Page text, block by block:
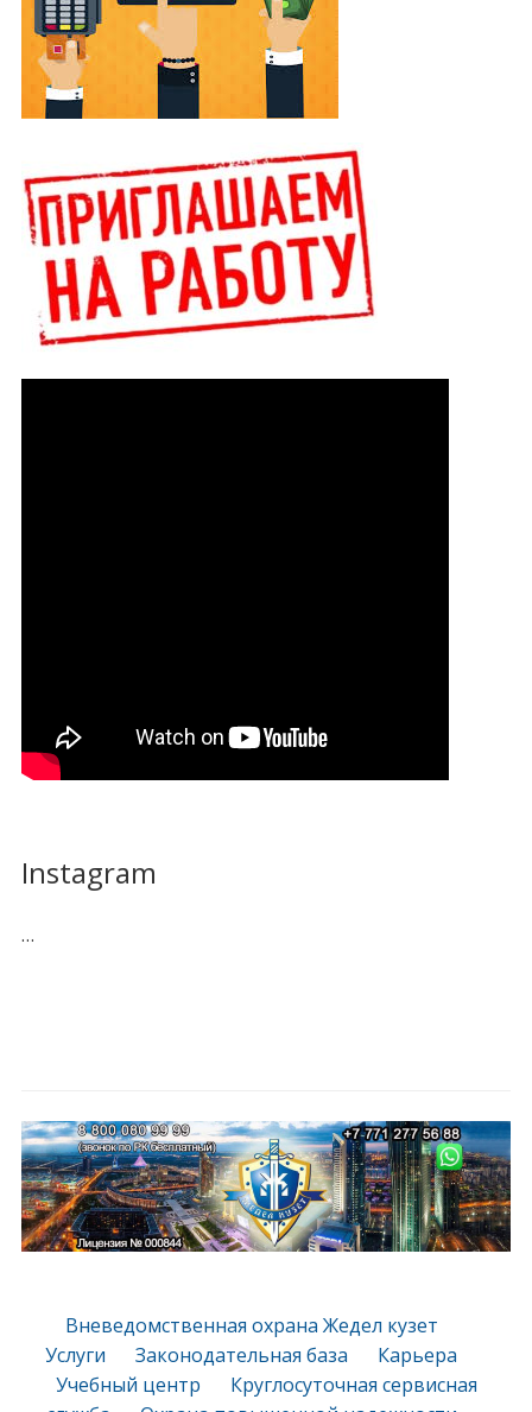
Instagram
…
Вневедомственная охрана Жедел кузет
Услуги
Законодательная база
Карьера
Учебный центр
Круглосуточная сервисная